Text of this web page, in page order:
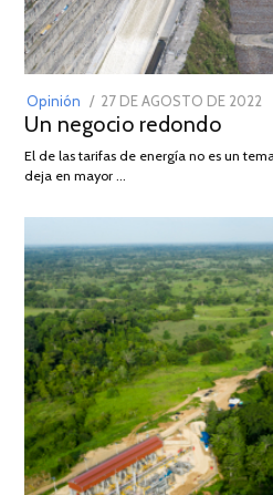
Opinión
POSTED
ON
27 DE AGOSTO DE 2022
Un negocio redondo
El de las tarifas de energía no es un
deja en mayor …